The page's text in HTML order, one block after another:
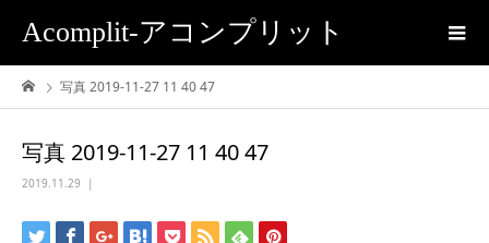
Acomplit-アコンプリット
写真 2019-11-27 11 40 47
写真 2019-11-27 11 40 47
2019.11.29